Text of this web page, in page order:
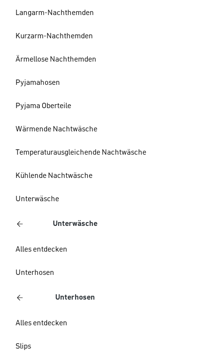
Langarm-Nachthemden
Kurzarm-Nachthemden
Ärmellose Nachthemden
Pyjamahosen
Pyjama Oberteile
Wärmende Nachtwäsche
Temperaturausgleichende Nachtwäsche
Kühlende Nachtwäsche
Unterwäsche
Unterwäsche
Alles entdecken
Unterhosen
Unterhosen
Alles entdecken
Slips